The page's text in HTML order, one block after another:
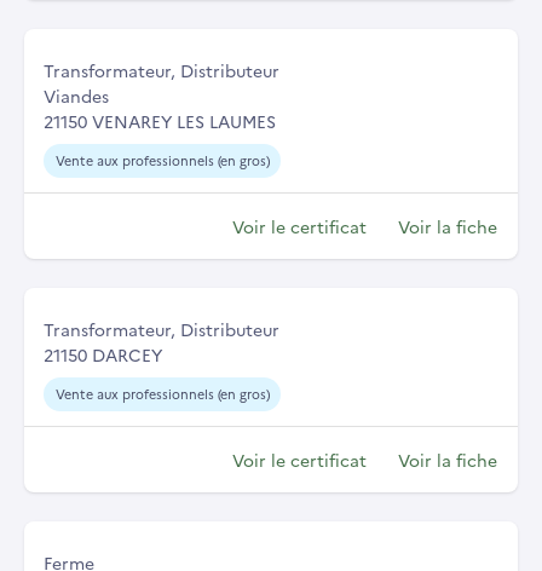
Transformateur, Distributeur
Viandes
21150 VENAREY LES LAUMES
Vente aux professionnels (en gros)
Voir le certificat Voir la fiche
Transformateur, Distributeur
21150 DARCEY
Vente aux professionnels (en gros)
Voir le certificat Voir la fiche
Ferme